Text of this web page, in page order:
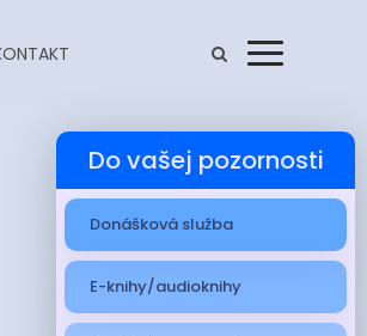
Do vašej pozornosti
Donášková služba
E-knihy/audioknihy